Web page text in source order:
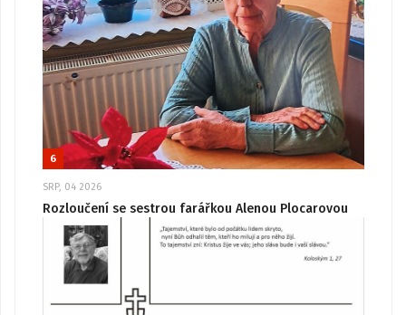
6
SRP, 04 2026
Rozloučení se sestrou farářkou Alenou Plocarovou